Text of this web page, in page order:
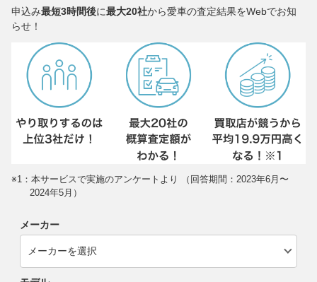
申込み最短3時間後に最大20社から愛車の査定結果をWebでお知
らせ！
※1：本サービスで実施のアンケートより （回答期間：2023年6月〜
2024年5月）
メーカー